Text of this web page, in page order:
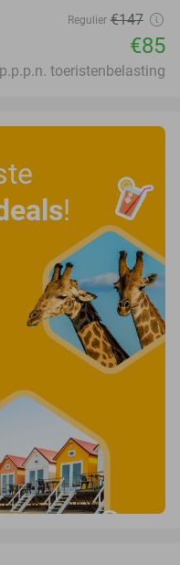
Regulier €147
€85
toeristenbelasting
!